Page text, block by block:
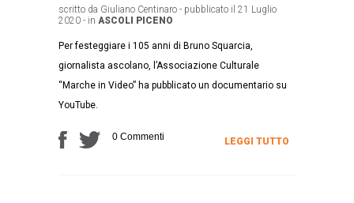
scritto da Giuliano Centinaro - pubblicato il 21 Luglio
2020 - in ASCOLI PICENO
Per festeggiare i 105 anni di Bruno Squarcia,
giornalista ascolano, l’Associazione Culturale
“Marche in Video” ha pubblicato un documentario su
YouTube.
0 Commenti LEGGI TUTTO